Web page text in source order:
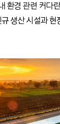
환경 관련 커다
생산 시설과